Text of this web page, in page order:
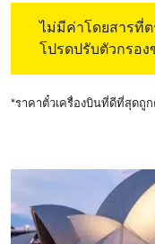
ไม่มีค่าโดยสารที่
โปรดปรับตัวกรอ
*ราคาตั๋วเครื่องบินที่ดีที่สุดถู